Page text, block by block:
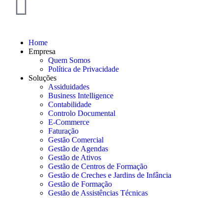
Home
Empresa
Quem Somos
Política de Privacidade
Soluções
Assiduidades
Business Intelligence
Contabilidade
Controlo Documental
E-Commerce
Faturação
Gestão Comercial
Gestão de Agendas
Gestão de Ativos
Gestão de Centros de Formação
Gestão de Creches e Jardins de Infância
Gestão de Formação
Gestão de Assistências Técnicas